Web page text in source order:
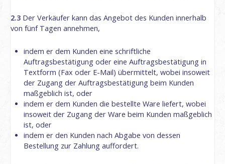
2.3 Der Verkäufer kann das Angebot des Kunden innerhalb
von fünf Tagen annehmen,
indem er dem Kunden eine schriftliche
Auftragsbestätigung oder eine Auftragsbestätigung in
Textform (Fax oder E-Mail) übermittelt, wobei insoweit
der Zugang der Auftragsbestätigung beim Kunden
maßgeblich ist, oder
indem er dem Kunden die bestellte Ware liefert, wobei
insoweit der Zugang der Ware beim Kunden maßgeblich
ist, oder
indem er den Kunden nach Abgabe von dessen
Bestellung zur Zahlung auffordert.